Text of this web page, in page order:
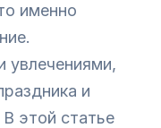
именно
увлечениями,
и
этой статье